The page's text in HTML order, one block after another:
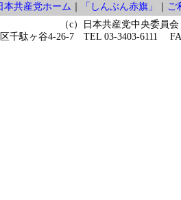
本共産党ホーム ｜ 「しんぶん赤旗」 ｜ ご
（c）日本共産党中央委員会
千駄ヶ谷4-26-7 TEL 03-3403-6111